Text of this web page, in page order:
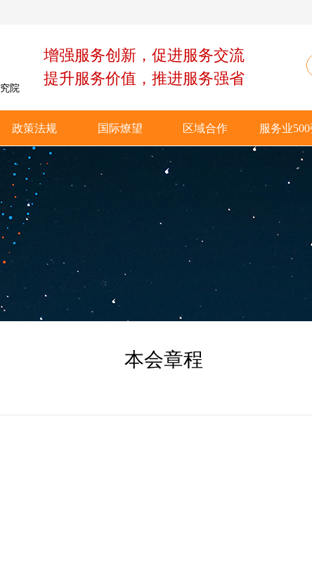
院
增强服务创新，促进服务交流
提升服务价值，推进服务强省
政策法规
政策法规
国际燎望 区域合作 服务业500
服务业500
本会章程